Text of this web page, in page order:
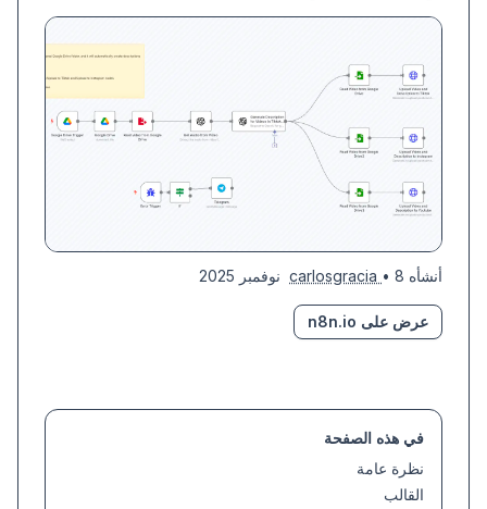
أنشأه carlosgracia • 8 نوفمبر 2025
عرض على n8n.io
في هذه الصفحة
نظرة عامة
القالب